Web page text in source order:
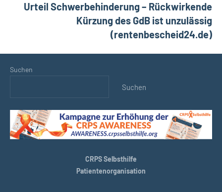
Urteil Schwerbehinderung – Rückwirkende
Kürzung des GdB ist unzulässig
(rentenbescheid24.de)
Suchen
Suchen
CRPS Selbsthilfe
Patientenorganisation